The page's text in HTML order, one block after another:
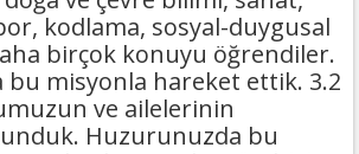
kodlama, sosyal-duygusal
birçok konuyu öğrendiler.
bu misyonla hareket ettik. 3.2
ve ailelerinin
Huzurunuzda bu